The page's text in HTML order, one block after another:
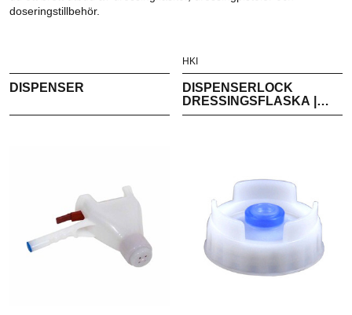
doseringstillbehör.
DISPENSER
HKI
DISPENSERLOCK
DRESSINGSFLASKA |
LARGE